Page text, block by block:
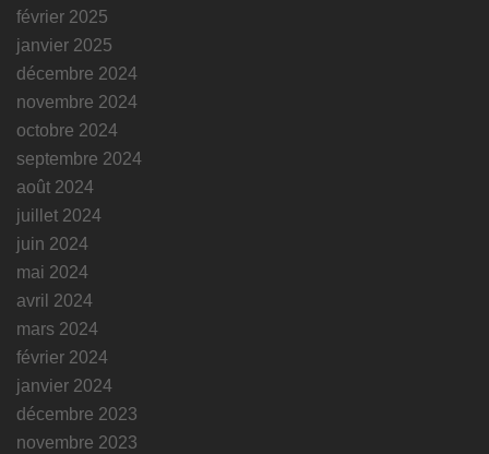
février 2025
janvier 2025
décembre 2024
novembre 2024
octobre 2024
septembre 2024
août 2024
juillet 2024
juin 2024
mai 2024
avril 2024
mars 2024
février 2024
janvier 2024
décembre 2023
novembre 2023